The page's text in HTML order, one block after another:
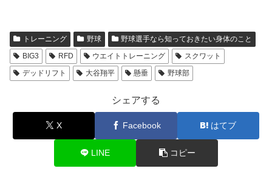
トレーニング 野球
野球選手なら知っておきたい身体のこと
BIG3
RFD ウエイトトレーニング
スクワット
デッドリフト
大谷翔平 懸垂 野球部
シェアする
X Facebook はてブ
LINE コピー